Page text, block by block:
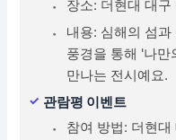
장소: 더현대 대구
내용: 심해의 섬
풍경을 통해 '나만
만나는 전시예요.
관람평 이벤트
참여 방법: 더현